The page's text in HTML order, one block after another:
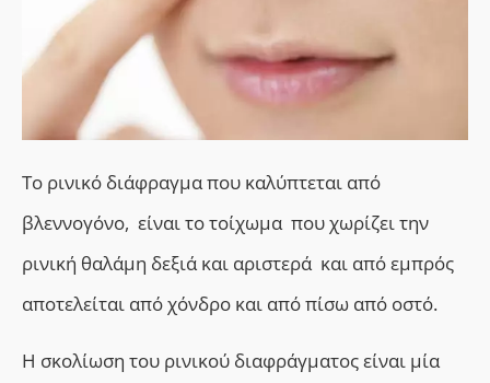
Το ρινικό διάφραγμα που καλύπτεται από
βλεννογόνο, είναι το τοίχωμα που χωρίζει την
ρινική θαλάμη δεξιά και αριστερά και από εμπρός
αποτελείται από χόνδρο και από πίσω από οστό.
Η σκολίωση του ρινικού διαφράγματος είναι μία